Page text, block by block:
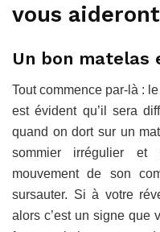
vous
Un bon matelas
Tout commence par-là :
est évident qu’il sera
quand on dort sur un
sommier irrégulier
mouvement de son
sursauter. Si à votre
alors c’est un signe que